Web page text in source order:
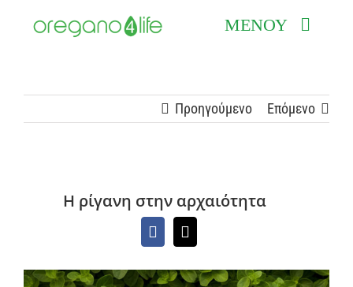
ΜΕΝΟΥ
ΠΡΟΪΟΝΤΑ
ΣΗΜΕΙΑ ΠΩΛΗΣΗΣ
BLOG
Προηγούμενο Επόμενο
Η ρίγανη στην αρχαιότητα